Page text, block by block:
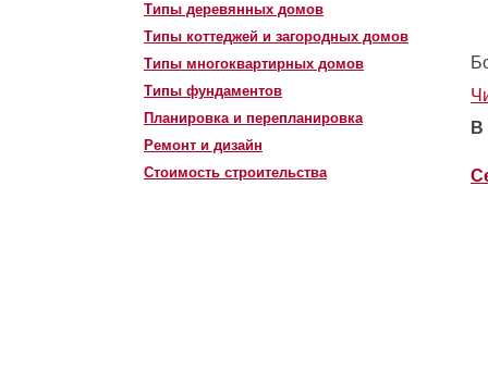
Типы деревянных домов
Типы коттеджей и загородных домов
Типы многоквартирных домов
Типы фундаментов
Планировка и перепланировка
Ремонт и дизайн
Стоимость строительства
В